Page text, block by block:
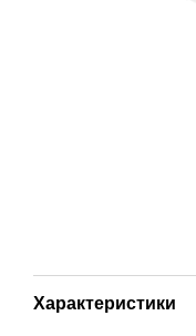
Характеристики